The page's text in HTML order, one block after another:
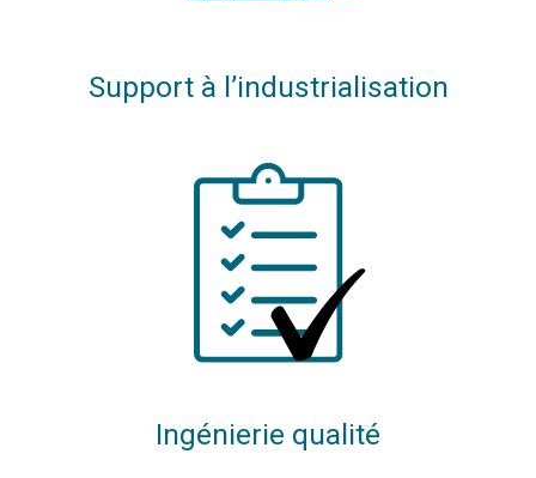
Support à l’industrialisation
Ingénierie qualité